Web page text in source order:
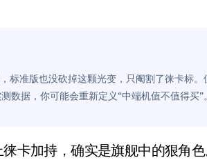
你3招真·快充
吗？
标准版也没砍掉这颗光变，只阉割了徕卡标。
据，你可能会重新定义“中端机值不值得买”。